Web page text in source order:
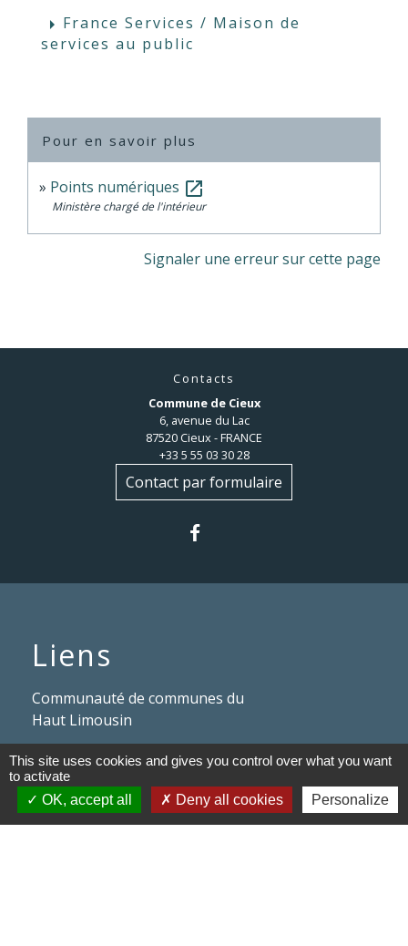
arrow_right France Services / Maison de
services au public
Pour en savoir plus
Points numériques open_in_new
Ministère chargé de l'intérieur
Signaler une erreur sur cette page
Contacts
Commune de Cieux
6, avenue du Lac
87520 Cieux - FRANCE
+33 5 55 03 30 28
Contact par formulaire
Liens
Communauté de communes du
Haut Limousin
Le tourisme en Haut Limousin
Conservatoire d'espaces
naturels en Limousin
This site uses cookies and gives you control over what you want
to activate
OK, accept all
Deny all cookies Personalize